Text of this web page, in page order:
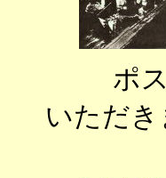
ポ
いただき